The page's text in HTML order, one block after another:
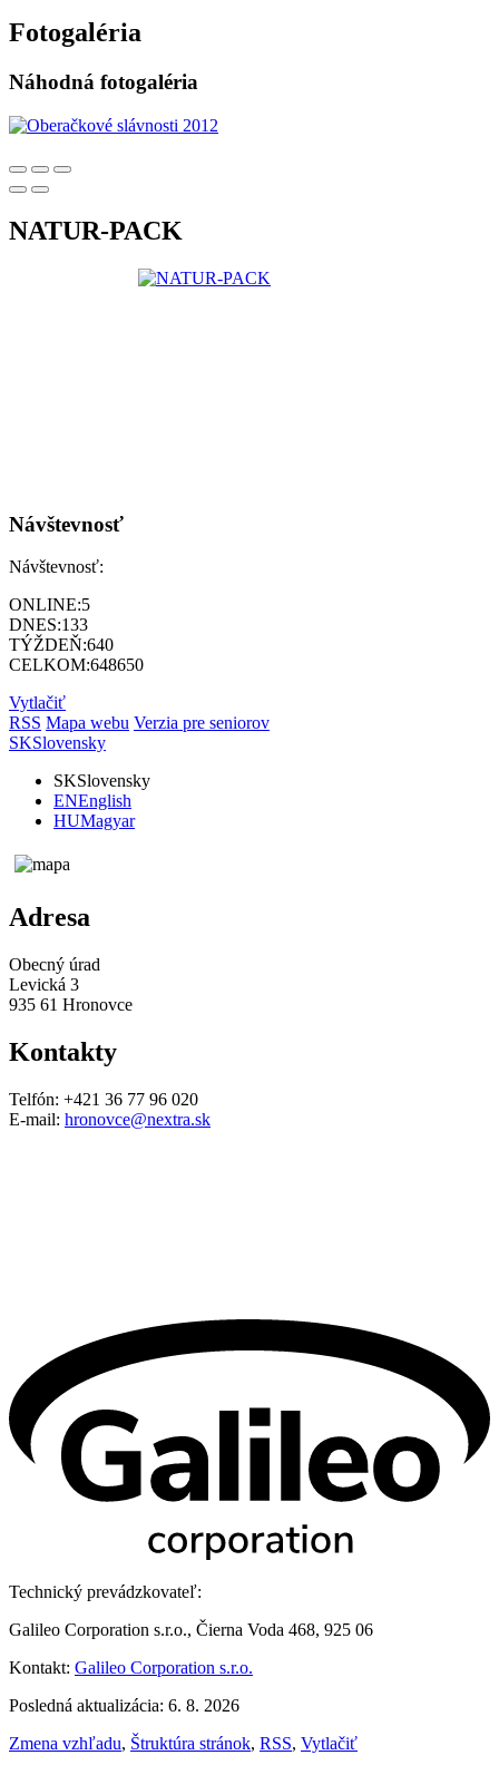
Fotogaléria
Náhodná fotogaléria
NATUR-PACK
Návštevnosť
Návštevnosť:
ONLINE:5
DNES:133
TÝŽDEŇ:640
CELKOM:648650
Vytlačiť
RSS Mapa webu Verzia pre seniorov
SKSlovensky
SKSlovensky
ENEnglish
HUMagyar
Adresa
Obecný úrad
Levická 3
935 61 Hronovce
Kontakty
Telfón: +421 36 77 96 020
E-mail: hronovce@nextra.sk
Technický prevádzkovateľ:
Galileo Corporation s.r.o., Čierna Voda 468, 925 06
Kontakt: Galileo Corporation s.r.o.
Posledná aktualizácia: 6. 8. 2026
Zmena vzhľadu, Štruktúra stránok, RSS, Vytlačiť